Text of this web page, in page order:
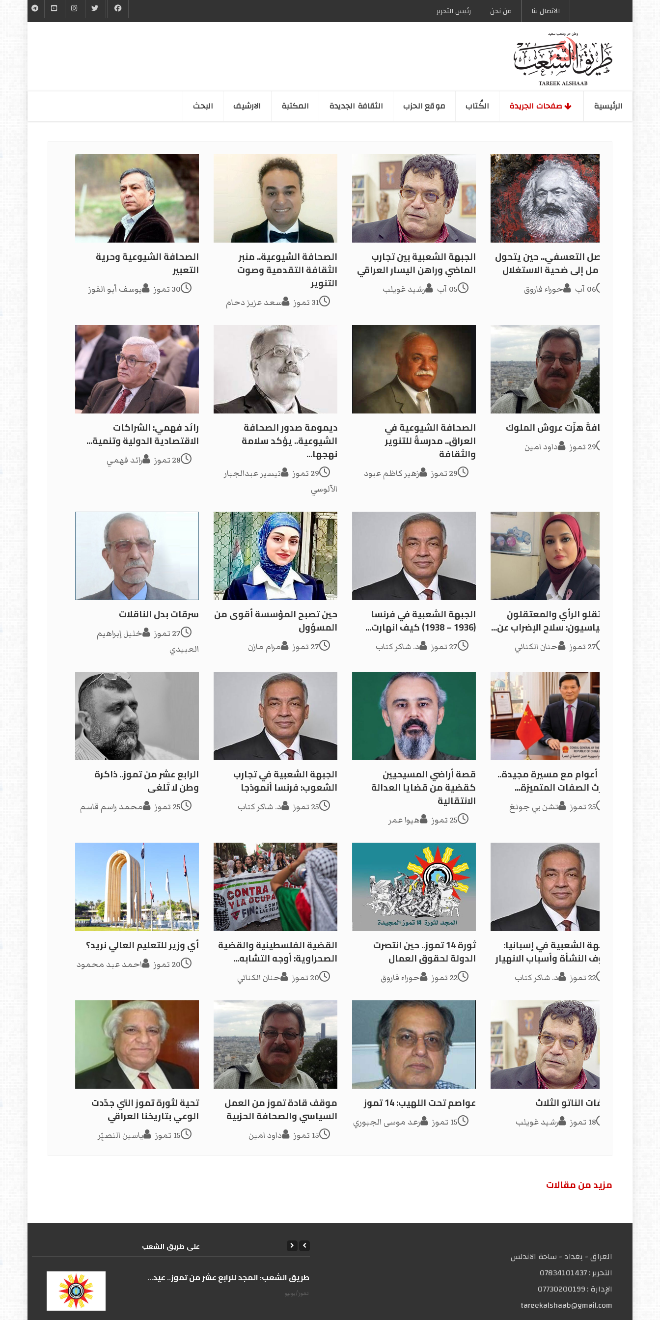
الاتصال بنا من نحن رئیس التحریر
الرئیسیة صفحات الجریدة الكُتاب موقع الحزب الثقافة الجدیدة المكتبة الارشیف البحث
الفصل التعسفي.. حين يتحول
العامل إلى ضحية الاستغلال
06 آب حوراء فاروق
الجبهة الشعبية بين تجارب
الماضي وراهن اليسار العراقي
05 آب رشيد غويلب
الصحافة الشيوعية.. منبر
الثقافة التقدمية وصوت
التنوير
31 تموز سعد عزيز دحام
الصحافة الشيوعية وحرية
التعبير
30 تموز يوسف أبو الفوز
صحافةٌ هزّت عروش الملوك
29 تموز داود امين
الصحافة الشيوعية في
العراق.. مدرسةٌ للتنوير
والثقافة
29 تموز زهير كاظم عبود
ديمومة صدور الصحافة
الشيوعية.. يؤكد سلامة
نهجها...
29 تموز
تيسير عبدالجبار
الآلوسي
رائد فهمي: الشراكات
الاقتصادية الدولية وتنمية...
28 تموز رائد فهمي
معتقلو الرأي والمعتقلون
السياسيون: سلاح الإضراب عن...
27 تموز حنان الكناني
الجبهة الشعبية في فرنسا
(1936 – 1938) كيف انهارت...
27 تموز د. شاكر كتاب
حين تصبح المؤسسة أقوى من
المسؤول
27 تموز مرام مازن
سرقات بدل الناقلات
27 تموز
خليل إبراهيم
العبيدي
105 أعوام مع مسيرة مجيدة..
توارث الصفات المتميزة...
25 تموز تشن بي جونغ
قصة أراضي المسيحيين
كقضية من قضايا العدالة
الانتقالية
25 تموز هيوا عمر
الجبهة الشعبية في تجارب
الشعوب: فرنسا أنموذجا
25 تموز د. شاكر كتاب
الرابع عشر من تموز.. ذاكرة
وطن لا تُلغى
25 تموز محمد راسم قاسم
الجبهة الشعبية في إسبانيا:
ظروف النشأة وأسباب الانهيار
22 تموز د. شاكر كتاب
ثورة 14 تموز.. حين انتصرت
الدولة لحقوق العمال
22 تموز حوراء فاروق
القضية الفلسطينية والقضية
الصحراوية: أوجه التشابه...
20 تموز حنان الكناني
أي وزير للتعليم العالي نريد؟
20 تموز احمد عبد محمود
خرافات الناتو الثلاث
18 تموز رشيد غويلب
عواصم تحت اللهيب: 14 تموز
15 تموز رعد موسى الجبوري
موقف قادة تموز من العمل
السياسي والصحافة الحزبية
15 تموز داود امين
تحية لثورة تموز التي جدّدت
الوعي بتاريخنا العراقي
15 تموز ياسين النصيِّر
مزید من مقالات
العراق - بغداد - ساحة الاندلس
التحریر :07834101437
الإدارة :07730200199
tareekalshaab@gmail.com
علی طریق الشعب
على طريق الشعب: المجد للرابع عشر من تموز.. عيد...